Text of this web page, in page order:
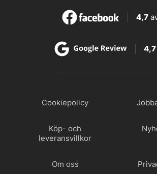
4,7
4,7
Cookiepolicy
Köp- och
leveransvillkor
Om oss